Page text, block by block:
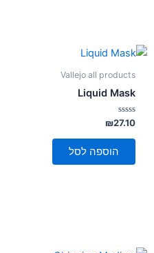
Vallejo all products
Liquid Mask
דורג
0
מתוך
₪27.10
הוספה לסל